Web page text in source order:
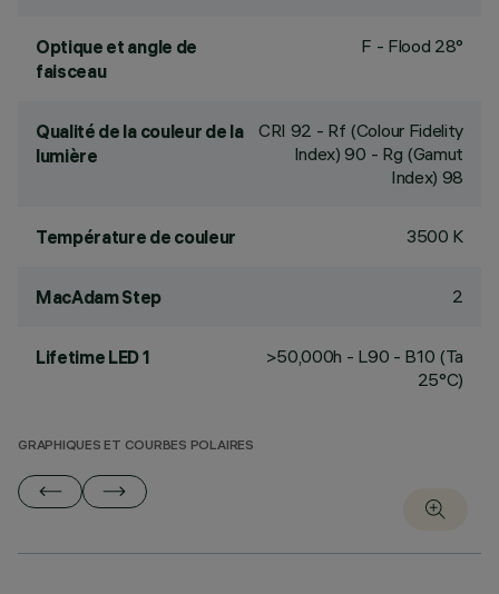
Optique et angle de
faisceau
F - Flood 28°
Qualité de la couleur de la
lumière
CRI 92 - Rf (Colour Fidelity
Index) 90 - Rg (Gamut
Index) 98
Température de couleur 3500 K
MacAdam Step 2
Lifetime LED 1
>50,000h - L90 - B10 (Ta
25°C)
GRAPHIQUES ET COURBES POLAIRES